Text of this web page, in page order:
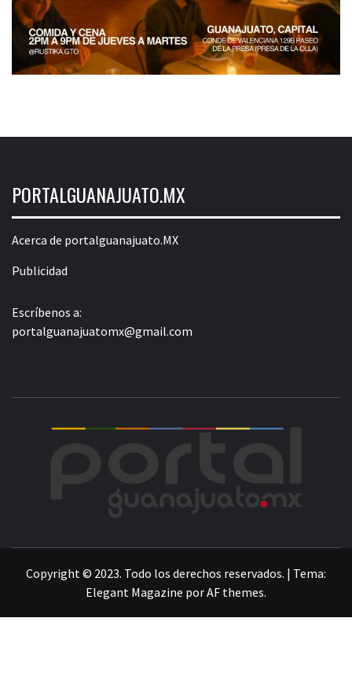
PORTALGUANAJUATO.MX
Acerca de portalguanajuato.MX
Publicidad
Escríbenos a:
portalguanajuatomx@gmail.com
Copyright © 2023. Todo los derechos reservados. | Tema:
Elegant Magazine porAF themes.